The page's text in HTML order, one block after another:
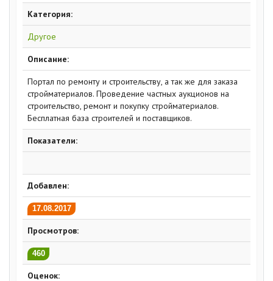
Категория:
Другое
Описание:
Портал по ремонту и строительству, а так же для заказа
стройматериалов. Проведение частных аукционов на
строительство, ремонт и покупку стройматериалов.
Бесплатная база строителей и поставщиков.
Показатели:
Добавлен:
17.08.2017
Просмотров:
460
Оценок: